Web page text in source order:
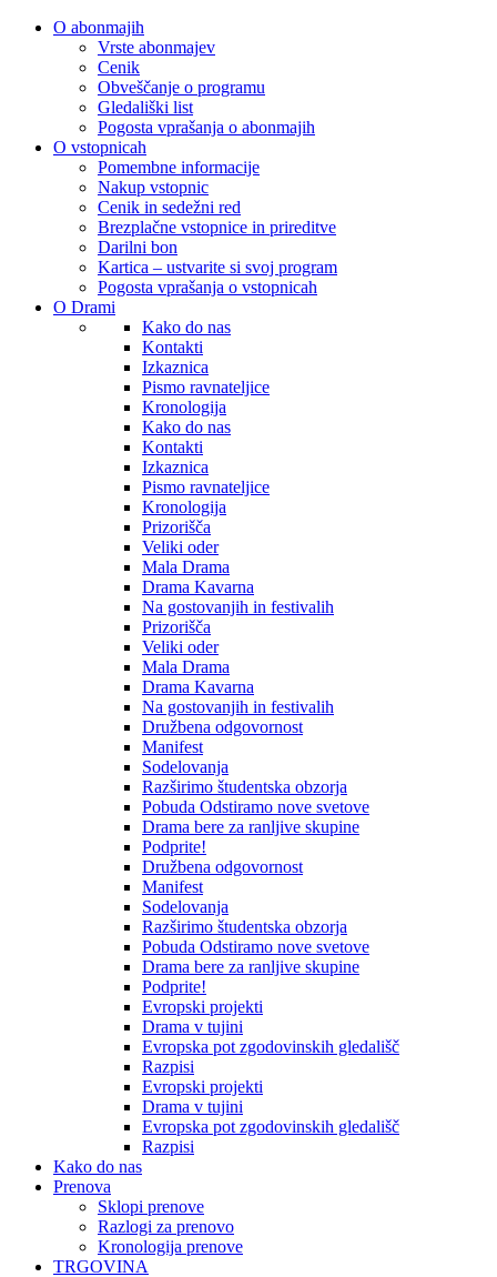
O abonmajih
Vrste abonmajev
Cenik
Obveščanje o programu
Gledališki list
Pogosta vprašanja o abonmajih
O vstopnicah
Pomembne informacije
Nakup vstopnic
Cenik in sedežni red
Brezplačne vstopnice in prireditve
Darilni bon
Kartica – ustvarite si svoj program
Pogosta vprašanja o vstopnicah
O Drami
Kako do nas
Kontakti
Izkaznica
Pismo ravnateljice
Kronologija
Kako do nas
Kontakti
Izkaznica
Pismo ravnateljice
Kronologija
Prizorišča
Veliki oder
Mala Drama
Drama Kavarna
Na gostovanjih in festivalih
Prizorišča
Veliki oder
Mala Drama
Drama Kavarna
Na gostovanjih in festivalih
Družbena odgovornost
Manifest
Sodelovanja
Razširimo študentska obzorja
Pobuda Odstiramo nove svetove
Drama bere za ranljive skupine
Podprite!
Družbena odgovornost
Manifest
Sodelovanja
Razširimo študentska obzorja
Pobuda Odstiramo nove svetove
Drama bere za ranljive skupine
Podprite!
Evropski projekti
Drama v tujini
Evropska pot zgodovinskih gledališč
Razpisi
Evropski projekti
Drama v tujini
Evropska pot zgodovinskih gledališč
Razpisi
Kako do nas
Prenova
Sklopi prenove
Razlogi za prenovo
Kronologija prenove
TRGOVINA